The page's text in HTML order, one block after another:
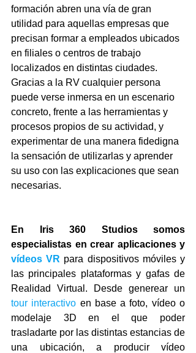
formación abren una vía de gran
utilidad para aquellas empresas que
precisan formar a empleados ubicados
en filiales o centros de trabajo
localizados en distintas ciudades.
Gracias a la RV cualquier persona
puede verse inmersa en un escenario
concreto, frente a las herramientas y
procesos propios de su actividad, y
experimentar de una manera fidedigna
la sensación de utilizarlas y aprender
su uso con las explicaciones que sean
necesarias.
En Iris 360 Studios somos
vídeos VR para dispositivos móviles y
las principales plataformas y gafas de
tour interactivo en base a foto, vídeo o
modelaje 3D en el que poder
trasladarte por las distintas estancias de
una ubicación, a producir vídeo